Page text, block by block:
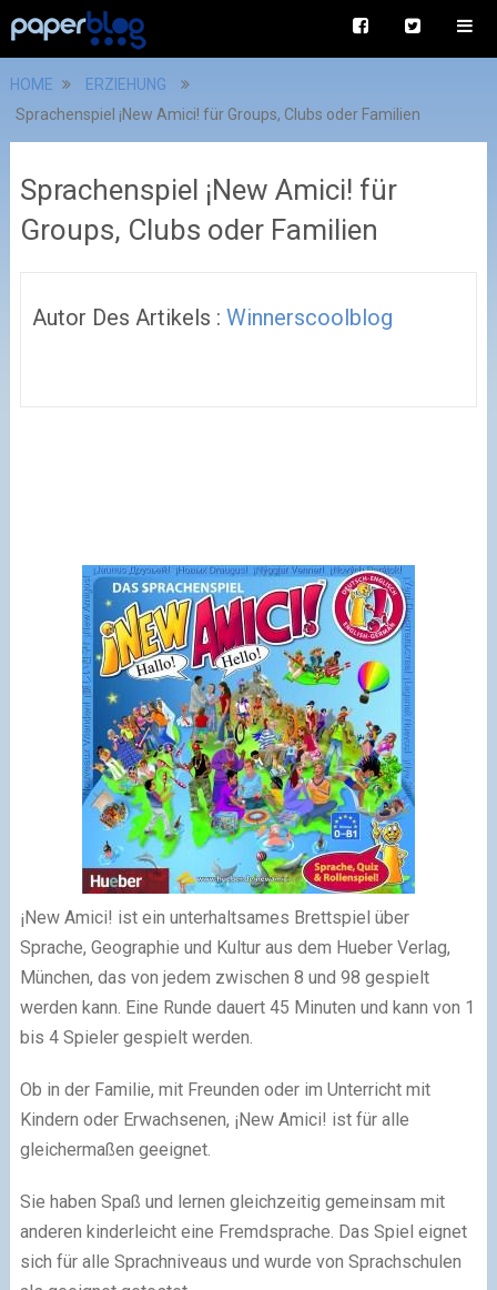
HOME
ERZIEHUNG
Sprachenspiel ¡New Amici! für Groups, Clubs oder Familien
Sprachenspiel ¡New Amici! für
Groups, Clubs oder Familien
Autor Des Artikels : Winnerscoolblog
¡New Amici! ist ein unterhaltsames Brettspiel über
Sprache, Geographie und Kultur aus dem Hueber Verlag,
München, das von jedem zwischen 8 und 98 gespielt
werden kann. Eine Runde dauert 45 Minuten und kann von 1
bis 4 Spieler gespielt werden.
Ob in der Familie, mit Freunden oder im Unterricht mit
Kindern oder Erwachsenen, ¡New Amici! ist für alle
gleichermaßen geeignet.
Sie haben Spaß und lernen gleichzeitig gemeinsam mit
anderen kinderleicht eine Fremdsprache. Das Spiel eignet
sich für alle Sprachniveaus und wurde von Sprachschulen